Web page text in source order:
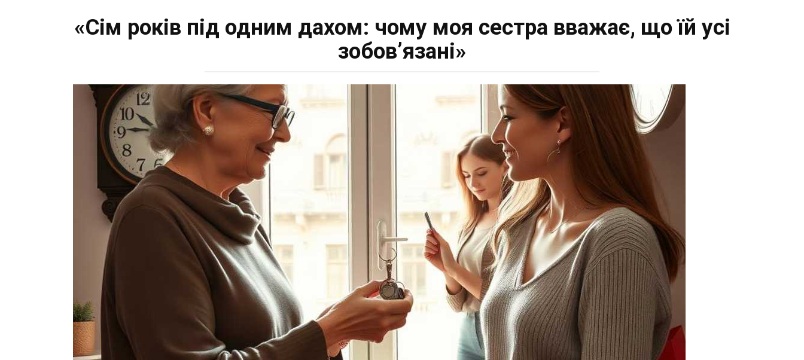
«Сім років під одним дахом: чому моя сестра вважає, що їй усі
зобов’язані»